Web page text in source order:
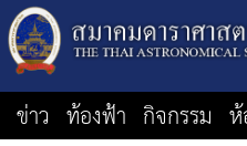
ข่าว ท้องฟ้า กิจกรรม